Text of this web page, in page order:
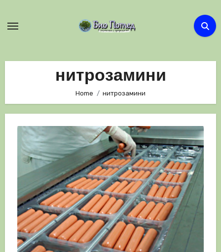
нитрозамини
Home нитрозамини